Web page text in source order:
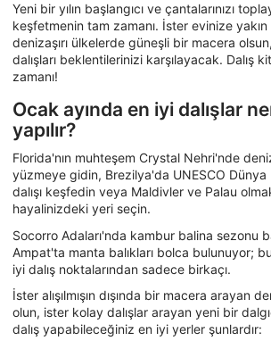
Yeni bir yılın başlangıcı ve çantalarınızı
keşfetmenin tam zamanı. İster evinize
denizaşırı ülkelerde güneşli bir macera
dalışları beklentilerinizi karşılayacak. Dalış
zamanı!
Ocak ayında en iyi dalışlar
yapılır?
Florida'nın muhteşem Crystal Nehri'nde
yüzmeye gidin, Brezilya'da UNESCO Dünya
dalışı keşfedin veya Maldivler ve Palau
hayalinizdeki yeri seçin.
Socorro Adaları'nda kambur balina sezonu
Ampat'ta manta balıkları bolca bulunuyor;
iyi dalış noktalarından sadece birkaçı.
İster alışılmışın dışında bir macera arayan
olun, ister kolay dalışlar arayan yeni bir
dalış yapabileceğiniz en iyi yerler şunlardır: